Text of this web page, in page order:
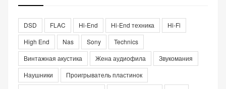
DSD FLAC Hi-End Hi-End техника
Hi-Fi
High End
Nas Sony
Technics
Винтажная акустика
Жена аудиофила
Звукомания
Наушники
Проигрыватель пластинок